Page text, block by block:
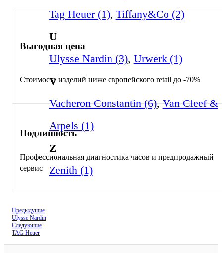
Tag Heuer (1), Tiffany&Co (2)
U
Ulysse Nardin (3), Urwerk (1)
V
Vacheron Constantin (6),Van Cleef &
Arpels (1)
Z
Zenith (1)
Выгодная цена
Стоимость изделий ниже европейского retail до -70%
Подлинность
Профессиональная диагностика часов и предпродажный
сервис
Предыдущие
Ulysse Nardin
Следующие
TAG Heuer